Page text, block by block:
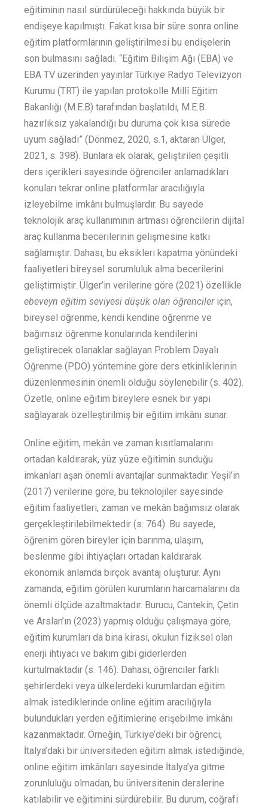
eğitiminin nasıl sürdürüleceği hakkında büyük bir
endişeye kapılmıştı. Fakat kısa bir süre sonra online
eğitim platformlarının geliştirilmesi bu endişelerin
son bulmasını sağladı. “Eğitim Bilişim Ağı (EBA) ve
EBA TV üzerinden yayınlar Türkiye Radyo Televizyon
Kurumu (TRT) ile yapılan protokolle Millî Eğitim
Bakanlığı (M.E.B) tarafından başlatıldı, M.E.B
hazırlıksız yakalandığı bu duruma çok kısa sürede
uyum sağladı” (Dönmez, 2020, s.1, aktaran Ülger,
2021, s. 398). Bunlara ek olarak, geliştirilen çeşitli
ders içerikleri sayesinde öğrenciler anlamadıkları
konuları tekrar online platformlar aracılığıyla
izleyebilme imkânı bulmuşlardır. Bu sayede
teknolojik araç kullanımının artması öğrencilerin dijital
araç kullanma becerilerinin gelişmesine katkı
sağlamıştır. Dahası, bu eksikleri kapatma yönündeki
faaliyetleri bireysel sorumluluk alma becerilerini
geliştirmiştir. Ülger’in verilerine göre (2021) özellikle
ebeveyn eğitim seviyesi düşük olan öğrenciler için,
bireysel öğrenme, kendi kendine öğrenme ve
bağımsız öğrenme konularında kendilerini
geliştirecek olanaklar sağlayan Problem Dayalı
Öğrenme (PDÖ) yöntemine göre ders etkinliklerinin
düzenlenmesinin önemli olduğu söylenebilir (s. 402).
Özetle, online eğitim bireylere esnek bir yapı
sağlayarak özelleştirilmiş bir eğitim imkânı sunar.
Online eğitim, mekân ve zaman kısıtlamalarını
ortadan kaldırarak, yüz yüze eğitimin sunduğu
imkanları aşan önemli avantajlar sunmaktadır. Yeşil’in
(2017) verilerine göre, bu teknolojiler sayesinde
eğitim faaliyetleri, zaman ve mekân bağımsız olarak
gerçekleştirilebilmektedir (s. 764). Bu sayede,
öğrenim gören bireyler için barınma, ulaşım,
beslenme gibi ihtiyaçları ortadan kaldırarak
ekonomik anlamda birçok avantaj oluşturur. Aynı
zamanda, eğitim görülen kurumların harcamalarını da
önemli ölçüde azaltmaktadır. Burucu, Cantekin, Çetin
ve Arslan’ın (2023) yapmış olduğu çalışmaya göre,
eğitim kurumları da bina kirası, okulun fiziksel olan
enerji ihtiyacı ve bakım gibi giderlerden
kurtulmaktadır (s. 146). Dahası, öğrenciler farklı
şehirlerdeki veya ülkelerdeki kurumlardan eğitim
almak istediklerinde online eğitim aracılığıyla
bulundukları yerden eğitimlerine erişebilme imkânı
kazanmaktadır. Örneğin, Türkiye’deki bir öğrenci,
İtalya’daki bir üniversiteden eğitim almak istediğinde,
online eğitim imkânları sayesinde İtalya’ya gitme
zorunluluğu olmadan, bu üniversitenin derslerine
katılabilir ve eğitimini sürdürebilir. Bu durum, coğrafi